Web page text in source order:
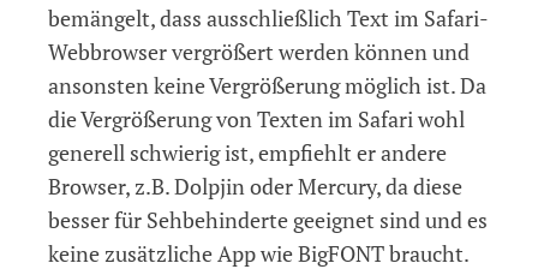
bemängelt, dass ausschließlich Text im Safari-
Webbrowser vergrößert werden können und
ansonsten keine Vergrößerung möglich ist. Da
die Vergrößerung von Texten im Safari wohl
generell schwierig ist, empfiehlt er andere
Browser, z.B. Dolpjin oder Mercury, da diese
besser für Sehbehinderte geeignet sind und es
keine zusätzliche App wie BigFONT braucht.